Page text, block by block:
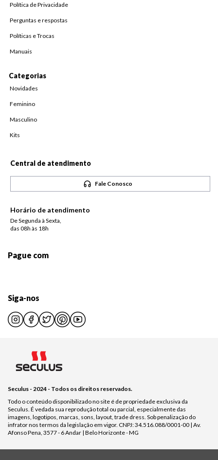
Política de Privacidade
Perguntas e respostas
Políticas e Trocas
Manuais
Categorias
Novidades
Feminino
Masculino
Kits
Central de atendimento
Fale Conosco
Horário de atendimento
De Segunda à Sexta,
das 08h às 18h
Pague com
Siga-nos
Seculus - 2024 - Todos os direitos reservados.
Todo o conteúdo disponibilizado no site é de propriedade exclusiva da
Seculus. É vedada sua reprodução total ou parcial, especialmente das
imagens, logotipos, marcas, sons, layout, trade dress. Sob penalização do
infrator nos termos da legislação em vigor. CNPJ: 34.516.088/0001-00 | Av.
Afonso Pena, 3577 - 6 Andar | Belo Horizonte - MG